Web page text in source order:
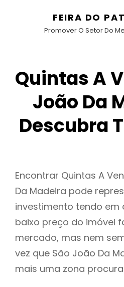
FEIRA DO
Promover O Setor Do
Quintas A
João Da
Descubra
Encontrar Quintas A
Da Madeira pode
investimento tendo
baixo preço do imóvel
mercado, mas nem
vez que São João Da
mais uma zona